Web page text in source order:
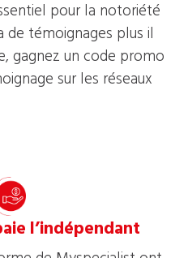
pour la notoriété
de témoignages plus il
gagnez un code promo
sur les réseaux
l’indépendant